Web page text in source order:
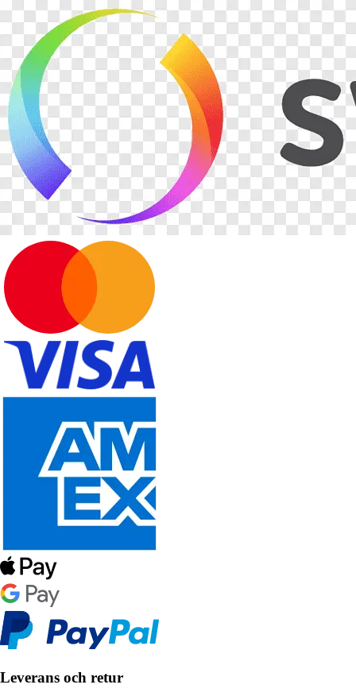
Leverans och retur